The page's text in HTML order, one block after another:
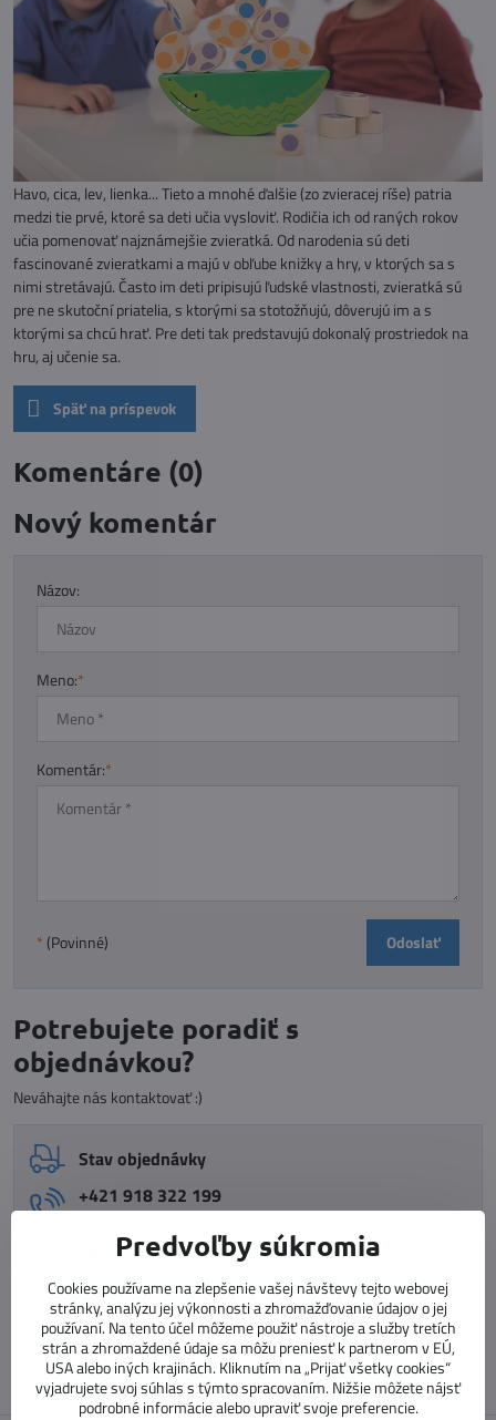
Havo, cica, lev, lienka... Tieto a mnohé ďalšie (zo zvieracej ríše) patria
medzi tie prvé, ktoré sa deti učia vysloviť. Rodičia ich od raných rokov
učia pomenovať najznámejšie zvieratká. Od narodenia sú deti
fascinované zvieratkami a majú v obľube knižky a hry, v ktorých sa s
nimi stretávajú. Často im deti pripisujú ľudské vlastnosti, zvieratká sú
pre ne skutoční priatelia, s ktorými sa stotožňujú, dôverujú im a s
ktorými sa chcú hrať. Pre deti tak predstavujú dokonalý prostriedok na
hru, aj učenie sa.
Späť na príspevok
Komentáre (0)
Nový komentár
Názov:
Meno:*
Komentár:*
*(Povinné) Odoslať
Potrebujete poradiť s
objednávkou?
Neváhajte nás kontaktovať :)
Stav objednávky
+421 918 322 199
e-shop
info​@vnimavedeti​.sk
+421 915 773 060
vzdelávanie pedagógov
vzdelavanie​@prosolutions​.sk
Predvoľby súkromia
Cookies používame na zlepšenie vašej návštevy tejto webovej
stránky, analýzu jej výkonnosti a zhromažďovanie údajov o jej
používaní. Na tento účel môžeme použiť nástroje a služby tretích
strán a zhromaždené údaje sa môžu preniesť k partnerom v EÚ,
USA alebo iných krajinách. Kliknutím na „Prijať všetky cookies“
vyjadrujete svoj súhlas s týmto spracovaním. Nižšie môžete nájsť
podrobné informácie alebo upraviť svoje preferencie.